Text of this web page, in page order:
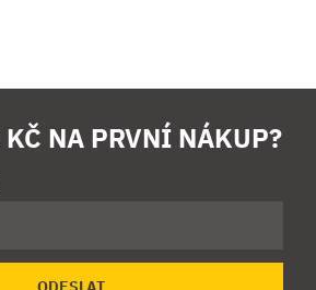
NA PRVNÍ NÁKUP?